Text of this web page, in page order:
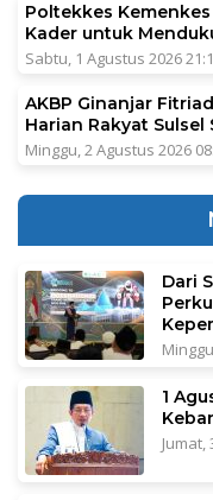
Poltekkes
Kader untuk
Sabtu, 1 Agustus 2026
AKBP Ginanjar
Harian Rakyat
Minggu, 2 Agustus 2026
Dari
1
Jumat,